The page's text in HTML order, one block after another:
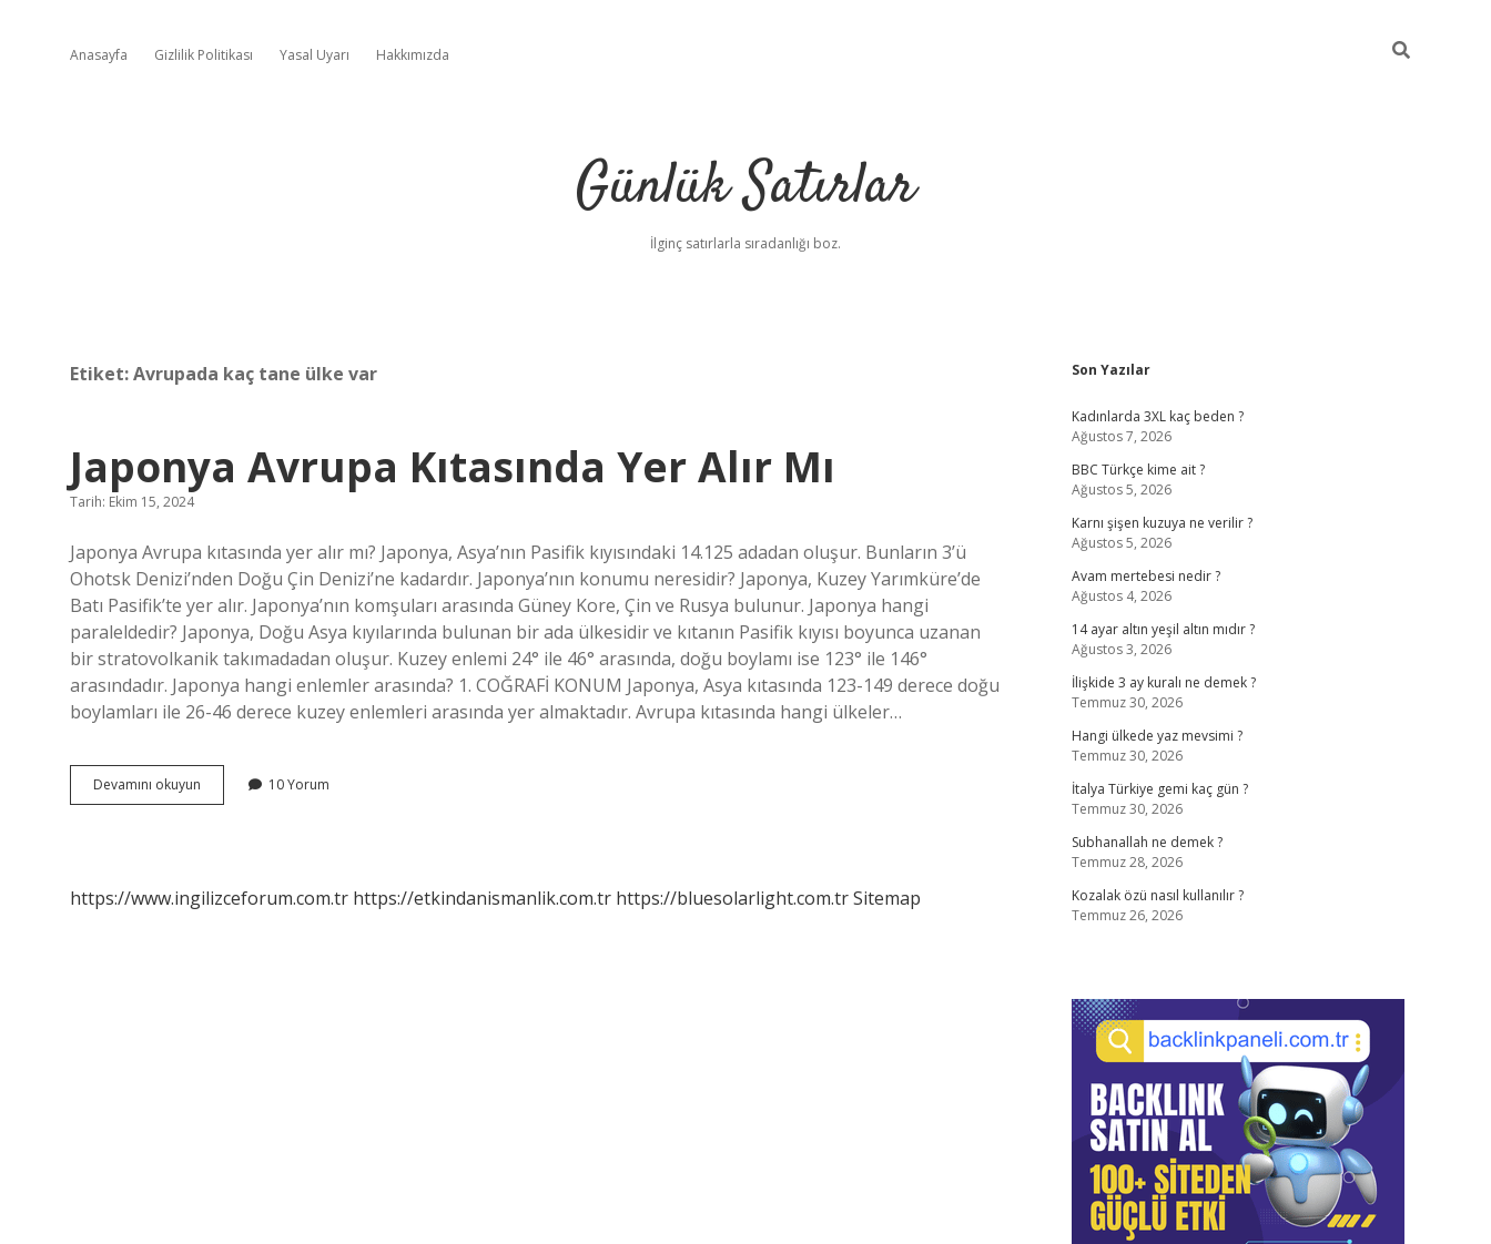
Anasayfa Gizlilik Politikası Yasal Uyarı Hakkımızda
Günlük Satırlar
İlginç satırlarla sıradanlığı boz.
Etiket:Avrupada kaç tane ülke var
Japonya Avrupa Kıtasında Yer Alır Mı
Tarih: Ekim 15, 2024
Japonya Avrupa kıtasında yer alır mı? Japonya, Asya’nın Pasifik kıyısındaki 14.125 adadan oluşur. Bunların 3’ü
Ohotsk Denizi’nden Doğu Çin Denizi’ne kadardır. Japonya’nın konumu neresidir? Japonya, Kuzey Yarımküre’de
Batı Pasifik’te yer alır. Japonya’nın komşuları arasında Güney Kore, Çin ve Rusya bulunur. Japonya hangi
paraleldedir? Japonya, Doğu Asya kıyılarında bulunan bir ada ülkesidir ve kıtanın Pasifik kıyısı boyunca uzanan
bir stratovolkanik takımadadan oluşur. Kuzey enlemi 24° ile 46° arasında, doğu boylamı ise 123° ile 146°
arasındadır. Japonya hangi enlemler arasında? 1. COĞRAFİ KONUM Japonya, Asya kıtasında 123-149 derece doğu
boylamları ile 26-46 derece kuzey enlemleri arasında yer almaktadır. Avrupa kıtasında hangi ülkeler…
Devamını okuyun Japonya
Avrupa
10 Yorum
https://www.ingilizceforum.com.tr https://etkindanismanlik.com.tr https://bluesolarlight.com.trSitemap
Sidebar
Son Yazılar
Kadınlarda 3XL kaç beden ?
Ağustos 7, 2026
BBC Türkçe kime ait ?
Ağustos 5, 2026
Karnı şişen kuzuya ne verilir ?
Ağustos 5, 2026
Avam mertebesi nedir ?
Ağustos 4, 2026
14 ayar altın yeşil altın mıdır ?
Ağustos 3, 2026
İlişkide 3 ay kuralı ne demek ?
Temmuz 30, 2026
Hangi ülkede yaz mevsimi ?
Temmuz 30, 2026
İtalya Türkiye gemi kaç gün ?
Temmuz 30, 2026
Subhanallah ne demek ?
Temmuz 28, 2026
Kozalak özü nasıl kullanılır ?
Temmuz 26, 2026